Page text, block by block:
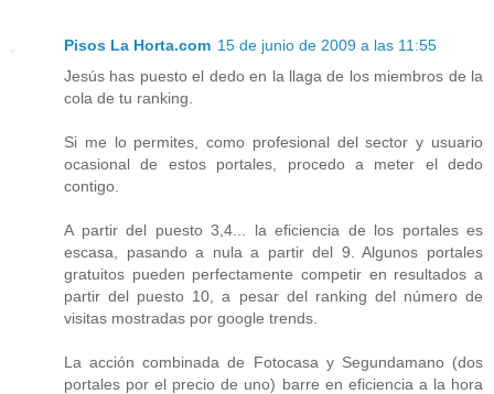
Pisos La Horta.com 15 de junio de 2009 a las 11:55
Jesús has puesto el dedo en la llaga de los miembros de la
cola de tu ranking.
Si me lo permites, como profesional del sector y usuario
ocasional de estos portales, procedo a meter el dedo
contigo.
A partir del puesto 3,4... la eficiencia de los portales es
escasa, pasando a nula a partir del 9. Algunos portales
gratuitos pueden perfectamente competir en resultados a
partir del puesto 10, a pesar del ranking del número de
visitas mostradas por google trends.
La acción combinada de Fotocasa y Segundamano (dos
portales por el precio de uno) barre en eficiencia a la hora